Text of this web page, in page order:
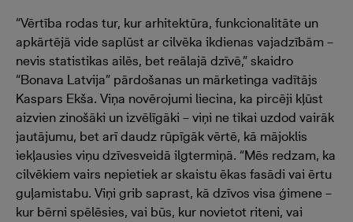
“Vērtība rodas tur, kur arhitektūra, funkcionalitāte un
apkārtējā vide saplūst ar cilvēka ikdienas vajadzībām –
nevis statistikas ailēs, bet reālajā dzīvē,” skaidro
“Bonava Latvija” pārdošanas un mārketinga vadītājs
Kaspars Ekša. Viņa novērojumi liecina, ka pircēji kļūst
aizvien zinošāki un izvēlīgāki – viņi ne tikai uzdod vairāk
jautājumu, bet arī daudz rūpīgāk vērtē, kā mājoklis
iekļausies viņu dzīvesveidā ilgtermiņā. “Mēs redzam, ka
cilvēkiem vairs nepietiek ar skaistu ēkas fasādi vai ērtu
guļamistabu. Viņi grib saprast, kā dzīvos visa ģimene –
kur bērni spēlēsies, vai būs, kur novietot riteni, vai